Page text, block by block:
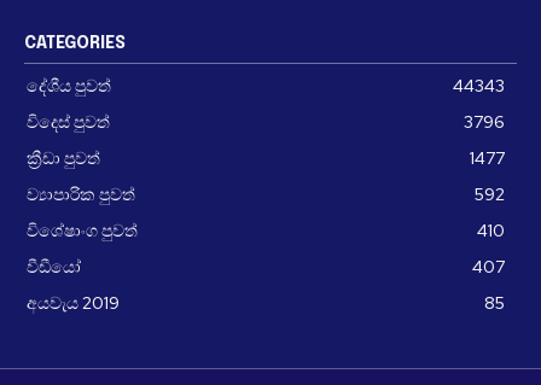
CATEGORIES
දේශීය පුවත්
44343
විදෙස් පුවත්
3796
ක්‍රීඩා පුවත්
1477
ව්‍යාපාරික පුවත්
592
විශේෂාංග පුවත්
410
වීඩීයෝ
407
අයවැය 2019
85